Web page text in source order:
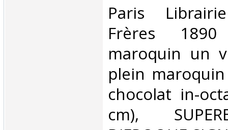
‎Paris
Frères
maroquin un
plein
chocolat in-
cm),